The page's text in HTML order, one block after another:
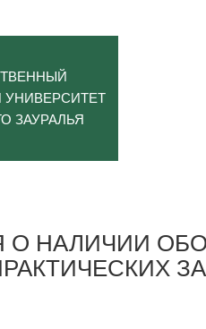
УНИВЕРСИТЕТ
ЗАУРАЛЬЯ
О НАЛИЧИИ